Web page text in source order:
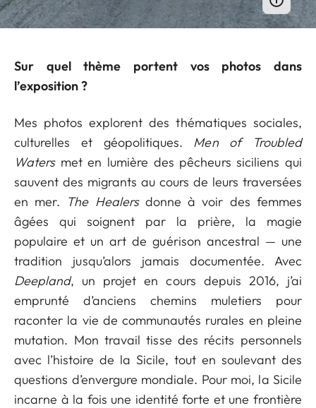
Sur quel thème portent vos photos dans
l’exposition ?
Mes photos explorent des thématiques sociales,
culturelles et géopolitiques. Men of Troubled
Watersmet en lumière des pêcheurs siciliens qui
sauvent des migrants au cours de leurs traversées
en mer. The Healersdonne à voir des femmes
âgées qui soignent par la prière, la magie
populaire et un art de guérison ancestral — une
tradition jusqu’alors jamais documentée. Avec
Deepland, un projet en cours depuis 2016, j’ai
emprunté d’anciens chemins muletiers pour
raconter la vie de communautés rurales en pleine
mutation. Mon travail tisse des récits personnels
avec l’histoire de la Sicile, tout en soulevant des
questions d’envergure mondiale. Pour moi, la Sicile
incarne à la fois une identité forte et une frontière